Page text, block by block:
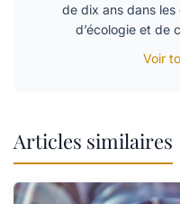
de dix ans dans
d’écologie et de
Voir
Articles similaires